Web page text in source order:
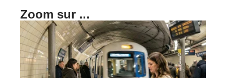
Zoom sur ...